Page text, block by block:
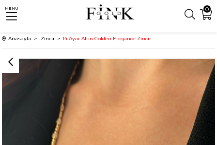
0
MENU
Anasayfa Zincir 14 Ayar Altın Golden Elegance Zincir